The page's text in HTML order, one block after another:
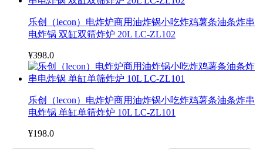
乐创（lecon）电炸炉商用油炸锅小吃炸鸡薯条油条炸串
电炸锅 双缸双筛炸炉 20L LC-ZL102
¥398.0
乐创（lecon）电炸炉商用油炸锅小吃炸鸡薯条油条炸串
电炸锅 单缸单筛炸炉 10L LC-ZL101
¥198.0